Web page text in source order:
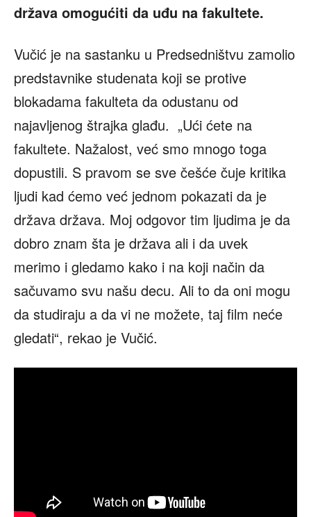
država omogućiti da uđu na fakultete.
Vučić je na sastanku u Predsedništvu zamolio
predstavnike studenata koji se protive
blokadama fakulteta da odustanu od
najavljenog štrajka glađu. „Ući ćete na
fakultete. Nažalost, već smo mnogo toga
dopustili. S pravom se sve češće čuje kritika
ljudi kad ćemo već jednom pokazati da je
država država. Moj odgovor tim ljudima je da
dobro znam šta je država ali i da uvek
merimo i gledamo kako i na koji način da
sačuvamo svu našu decu. Ali to da oni mogu
da studiraju a da vi ne možete, taj film neće
gledati“, rekao je Vučić.